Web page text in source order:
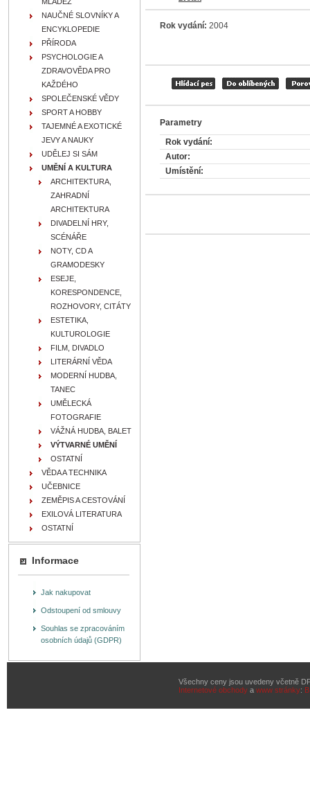
Rok vydání: 2004
Parametry
Rok vydání:
Autor:
Umístění:
NAUČNÉ SLOVNÍKY A
ENCYKLOPEDIE
PŘÍRODA
PSYCHOLOGIE A
ZDRAVOVĚDA PRO
KAŽDÉHO
SPOLEČENSKÉ VĚDY
SPORT A HOBBY
TAJEMNÉ A EXOTICKÉ
JEVY A NAUKY
UDĚLEJ SI SÁM
UMĚNÍ A KULTURA
ARCHITEKTURA,
ZAHRADNÍ
ARCHITEKTURA
DIVADELNÍ HRY,
SCÉNÁŘE
NOTY, CD A
GRAMODESKY
ESEJE,
KORESPONDENCE,
ROZHOVORY, CITÁTY
ESTETIKA,
KULTUROLOGIE
FILM, DIVADLO
LITERÁRNÍ VĚDA
MODERNÍ HUDBA,
TANEC
UMĚLECKÁ
FOTOGRAFIE
VÁŽNÁ HUDBA, BALET
VÝTVARNÉ UMĚNÍ
OSTATNÍ
VĚDA A TECHNIKA
UČEBNICE
ZEMĚPIS A CESTOVÁNÍ
EXILOVÁ LITERATURA
OSTATNÍ
Informace
Jak nakupovat
Odstoupení od smlouvy
Souhlas se zpracováním
osobních údajů (GDPR)
Všechny ceny jsou uvedeny včetně
Internetové obchodya www stránky: